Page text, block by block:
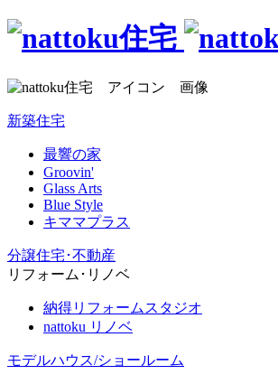
新築住宅
最響の家
Groovin'
Glass Arts
Blue Style
キママプラス
分譲住宅･不動産
リフォーム･リノベ
納得リフォームスタジオ
nattoku リノベ
モデルハウス/ショールーム